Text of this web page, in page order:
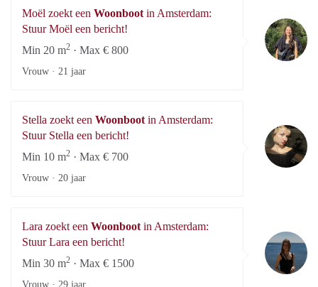
Moël zoekt een Woonboot in Amsterdam:
Stuur Moël een bericht!
Min 20 m2 · Max € 800
Vrouw · 21 jaar
Stella zoekt een Woonboot in Amsterdam:
Stuur Stella een bericht!
Min 10 m2 · Max € 700
Vrouw · 20 jaar
Lara zoekt een Woonboot in Amsterdam:
Stuur Lara een bericht!
Min 30 m2 · Max € 1500
Vrouw · 29 jaar